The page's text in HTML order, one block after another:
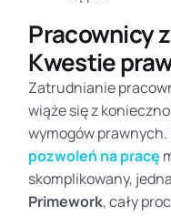
Pracownicy
Kwestie
Zatrudnianie
wiąże się z
wymogów
pozwoleń na pracę
skomplikowany,
Primework, cały